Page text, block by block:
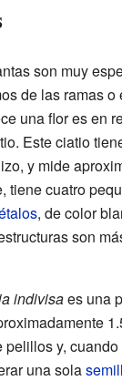
son muy
de las ramas
una flor es en
Este ciatio
y mide
tiene cuatro
, de color
son
indivisaes una
pelillos y,
una sola